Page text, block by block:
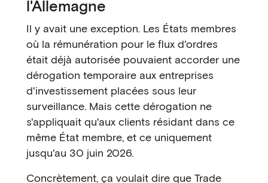
l'Allemagne
Il y avait une exception. Les États membres
où la rémunération pour le flux d'ordres
était déjà autorisée pouvaient accorder une
dérogation temporaire aux entreprises
d'investissement placées sous leur
surveillance. Mais cette dérogation ne
s'appliquait qu'aux clients résidant dans ce
même État membre, et ce uniquement
jusqu'au 30 juin 2026.
Concrètement, ça voulait dire que Trade